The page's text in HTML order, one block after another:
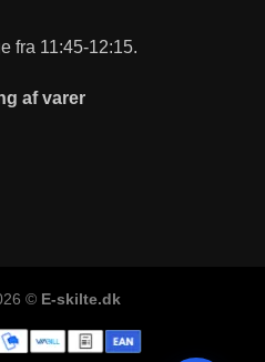
fra 11:45-12:15.
af varer
© E-skilte.dk